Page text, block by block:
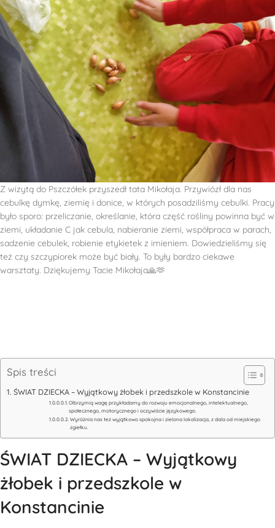
Z wizytą do Pszczółek przyszedł tata Mikołaja. Przywiózł dla nas
cebulkę dymkę, ziemię i donice, w których posadziliśmy cebulki. Pracy
było sporo: przeliczanie, określanie, która część rośliny powinna być w
ziemi, układanie C jak cebula, nabieranie ziemi, współpraca w parach,
sadzenie cebulek, robienie etykietek z imieniem. Dowiedzieliśmy się
też czy szczypiorek może być biały. To były bardzo ciekawe
warsztaty. Dziękujemy Tacie Mikołaja🙏🫶
Spis treści
ŚWIAT DZIECKA – Wyjątkowy żłobek i przedszkole w Konstancinie
Olbrzymią wagę przykładamy do rozwoju emocjonalnego, intelektualnego,
społecznego, motorycznego i oczywiście językowego.
Wyróżnia nas też wyjątkowo spokojna i zielona lokalizacja, z dala od miejskiego
zgiełku.
ŚWIAT DZIECKA – Wyjątkowy
żłobek i przedszkole w
Konstancinie